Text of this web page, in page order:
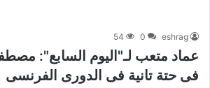
eshrag
0
54
عماد متعب لـ"اليوم السابع":
فى حتة تانية فى الدورى الفرنسى